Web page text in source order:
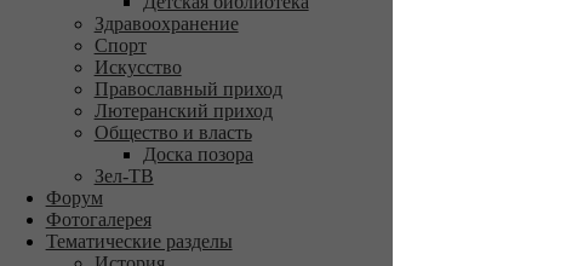
Здравоохранение
Спорт
Искусство
Православный приход
Лютеранский приход
Общество и власть
Доска позора
Зел-ТВ
Форум
Фотогалерея
Тематические разделы